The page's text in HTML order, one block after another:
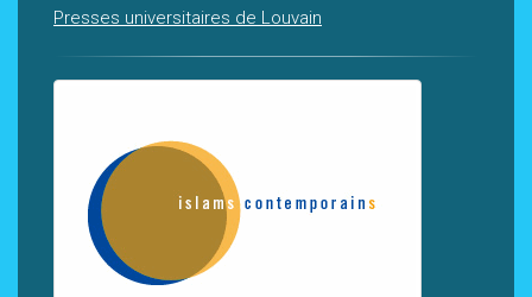
Presses universitaires de Louvain